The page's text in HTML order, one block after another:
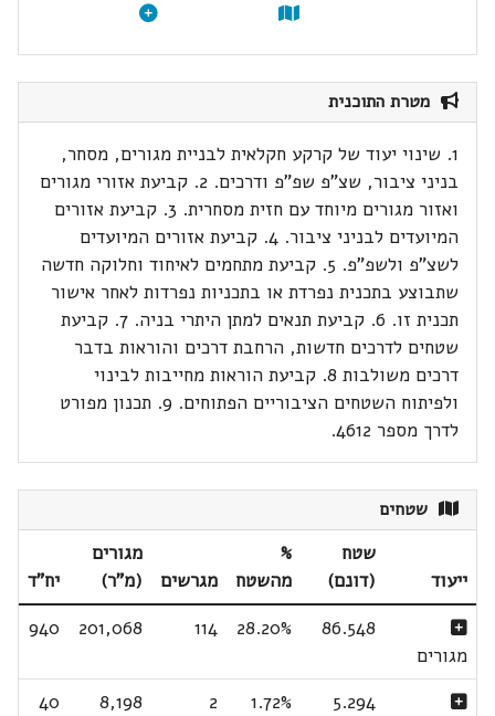
מטרת התוכנית
1. שינוי יעוד של קרקע חקלאית לבניית מגורים, מסחר,
בניני ציבור, שצ"פ שפ"פ ודרכים. 2. קביעת אזורי מגורים
ואזור מגורים מיוחד עם חזית מסחרית. 3. קביעת אזורים
המיועדים לבניני ציבור. 4. קביעת אזורים המיועדים
לשצ"פ ולשפ"פ. 5. קביעת מתחמים לאיחוד וחלוקה חדשה
שתבוצע בתכנית נפרדת או בתכניות נפרדות לאחר אישור
תכנית זו. 6. קביעת תנאים למתן היתרי בניה. 7. קביעת
שטחים לדרכים חדשות, הרחבת דרכים והוראות בדבר
דרכים משולבות 8. קביעת הוראות מחייבות לבינוי
ולפיתוח השטחים הציבוריים הפתוחים. 9. תכנון מפורט
לדרך מספר 4612.
שטחים
ייעוד
שטח
(דונם)
%
מהשטח
מגרשים
מגורים
(מ"ר)
יח"ד
מגורים
86.548
28.20%
114
201,068
940
5.294
1.72%
2
8,198
40